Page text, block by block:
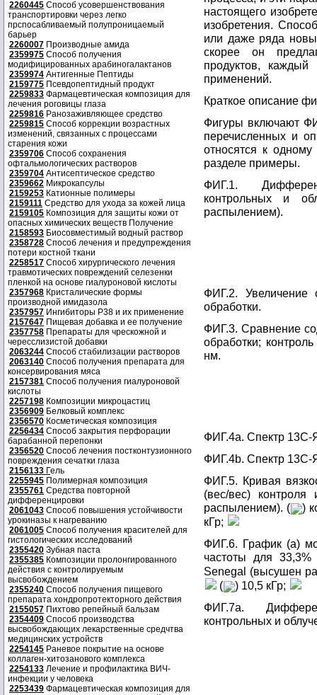
2260445 Способ усовершенствования
транспортировки через легко
прспосабливаемый полупроницаемый
барьер
2260007 Производные амида
2359975 Способ получения
модифицированных арабиногалактанов
2359974 Антигенные Пептиды
2159775 Псевдопептидный продукт
2259833 Фармацевтическая композиция для
лечения роговицы глаза
2259816 Ранозаживляющее средство
2259815 Способ коррекции возрастных
изменений, связанных с процессами
старения кожи
2359706 Способ сохранения
офтальмологических растворов
2359704 Антисептическое средство
2359662 Микрокапсулы
2159253 Катионные полимеры
2159111 Средство для ухода за кожей лица
2159105 Композиция для защиты кожи от
опасных химических веществ Получение
2158593 Биосовместимый водный раствор
2358728 Способ лечения и предупреждения
потери костной ткани
2258517 Способ хирургического лечения
травмотических повреждений селезенки
пленкой на основе гиалуроновой кислоты
2357968 Кристалические формы
производной имидазола
2357957 Ингибиторы P38 и их применение
2157647 Пищевая добавка и ее получение
2357758 Препараты для чрескожной и
чересслизистой добавки
2063244 Способ стабилизации растворов
2063140 Способ получения препарата для
консервирования мяса
2157381 Способ получения гиалуроновой
кислоты
2257198 Композиции микроцастиц
2356909 Белковый комплекс
2356570 Косметическая композиция
2256434 Способ закрытия перфорации
барабанной перепонки
2356520 Способ лечения постконтузионного
повреждения сечатки глаза
2156133 Гель
2255945 Полимерная композиция
2355761 Средства повторной
дифференцировки
2061043 Способ повышения устойчивости
урокиназы к нагреванию
2061005 Способ получения красителей для
гистологических исследований
2355420 Зубная паста
2355385 Композиции пролонгированного
действия с контролируемым
высвобождением
2355240 Способ получения пищевого
препарата хондропротекторного действия
2155057 Пихтово репейный бальзам
2354409 Способ производства
высвобождающих лекарственные средчтва
медицинских устройств
2254145 Раневое покрытие на основе
коллаген-хитозанового комплекса
2254133 Лечение и профилактика ВИЧ-
инфекции у человека
2253439 Фармацевтическая композиция для
настоящего
изобретения.
или даже ряда
скорее он
продуктов,
применений.
Краткое описание
Фигуры включают
перечисленных и
относятся к
разделе примеры.
ФИГ.1.
контрольных и
распылением).
ФИГ.2. Увеличение
обработки.
ФИГ.3. Сравнение
обработки;
нм.
ФИГ.4а. Спектр 13С-
ФИГ.4b. Спектр 13С-
ФИГ.5. Кривая
(вес/вес)
распылением). (
)
кГр;
ФИГ.6. График (а)
частоты для 33,3%
Senegal (высушен
(
) 10,5 кГр;
ФИГ.7а.
контрольных и